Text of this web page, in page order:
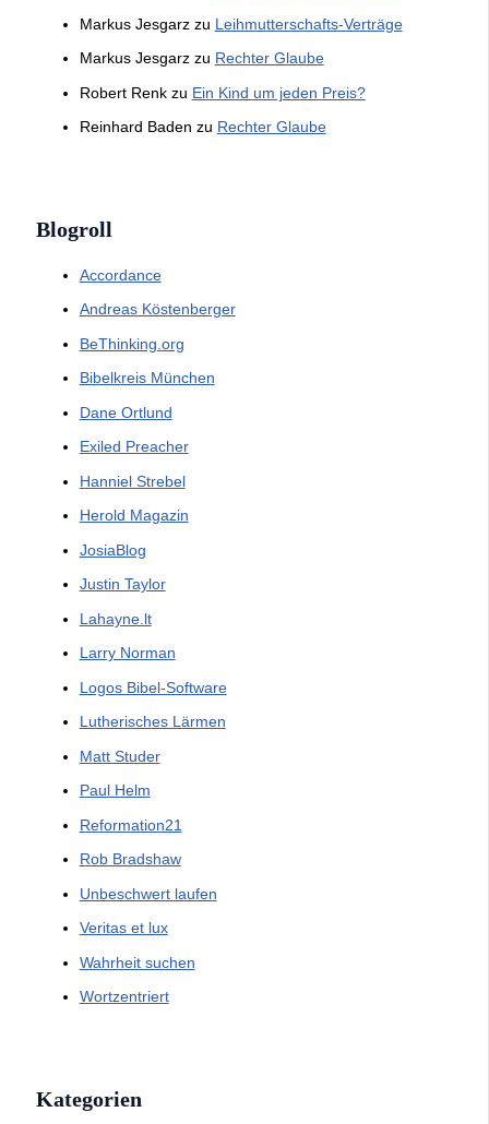
Markus Jesgarzzu Leihmutterschafts-Verträge
Markus Jesgarzzu Rechter Glaube
Robert Renkzu Ein Kind um jeden Preis?
Reinhard Baden zu Rechter Glaube
Blogroll
Accordance
Andreas Köstenberger
BeThinking.org
Bibelkreis München
Dane Ortlund
Exiled Preacher
Hanniel Strebel
Herold Magazin
JosiaBlog
Justin Taylor
Lahayne.lt
Larry Norman
Logos Bibel-Software
Lutherisches Lärmen
Matt Studer
Paul Helm
Reformation21
Rob Bradshaw
Unbeschwert laufen
Veritas et lux
Wahrheit suchen
Wortzentriert
Kategorien